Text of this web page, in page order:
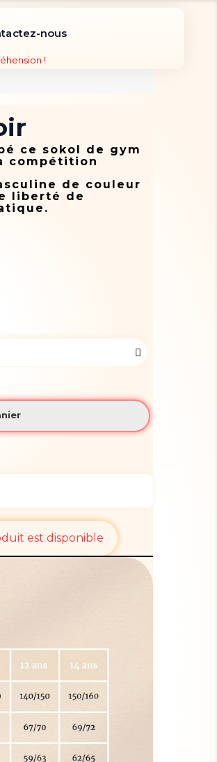
nous
!
ce sokol de gym
compétition
de couleur
liberté de
est disponible